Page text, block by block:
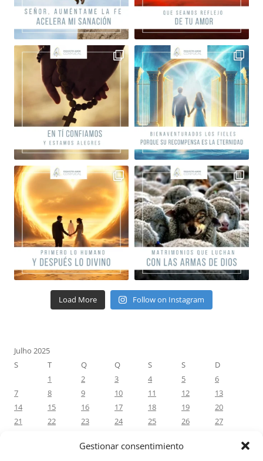
Gestionar consentimiento
Load More Follow on Instagram
Julho 2025
S
T Q Q S S
D
1
2 3 4 5
6
7
8 9 10 11 12
13
14
15 16 17 18 19
20
21
22 23 24 25 26
27